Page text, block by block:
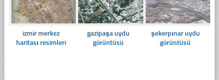
izmir merkez
haritası resimleri
gazipaşa uydu
görüntüsü
şekerpınar uydu
görüntüsü